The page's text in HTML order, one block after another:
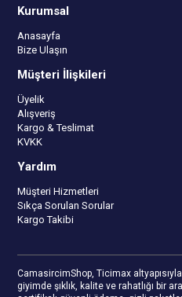
Kurumsal
Anasayfa
Bize Ulaşın
Müşteri İlişkileri
Üyelik
Alışveriş
Kargo & Teslimat
KVKK
Yardım
Müşteri Hizmetleri
Sıkça Sorulan Sorular
Kargo Takibi
CamasircimShop, Ticimax
giyimde şıklık, kalite ve rahatlığı bir